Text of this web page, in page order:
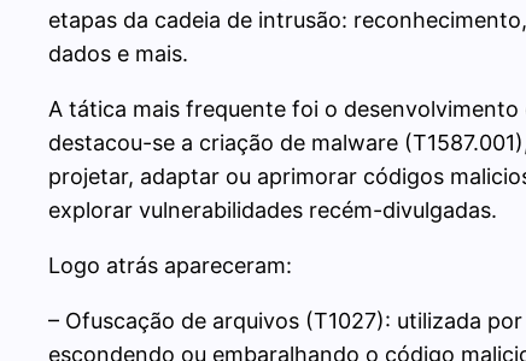
etapas da cadeia de intrusão:
dados e mais.
A tática mais frequente foi o
destacou-se a criação de malware
projetar, adaptar ou aprimorar códigos
explorar vulnerabilidades recém-divulgadas.
Logo atrás apareceram:
– Ofuscação de arquivos (T1027): utilizada
escondendo ou embaralhando o código